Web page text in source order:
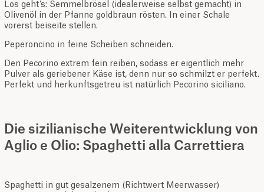
Los geht’s: Semmelbrösel (idealerweise selbst gemacht) in
Olivenöl in der Pfanne goldbraun rösten. In einer Schale
vorerst beiseite stellen.
Peperoncino in feine Scheiben schneiden.
Den Pecorino extrem fein reiben, sodass er eigentlich mehr
Pulver als geriebener Käse ist, denn nur so schmilzt er perfekt.
Perfekt und herkunftsgetreu ist natürlich Pecorino siciliano.
Die sizilianische Weiterentwicklung von
Aglio e Olio: Spaghetti alla Carrettiera
Spaghetti in gut gesalzenem (Richtwert Meerwasser)